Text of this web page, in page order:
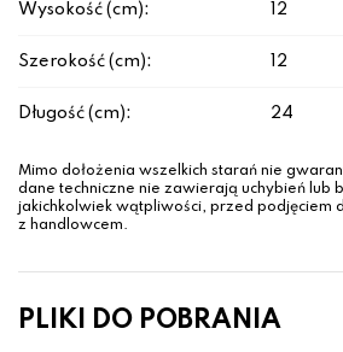
Wysokość (cm): 12
Szerokość (cm): 12
Długość (cm): 24
Mimo dołożenia wszelkich starań nie
dane techniczne nie zawierają uchybień lub
jakichkolwiek wątpliwości, przed podjęciem
z handlowcem.
PLIKI DO POBRANIA